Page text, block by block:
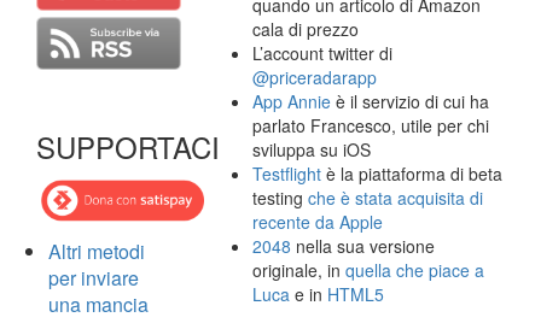
SUPPORTACI
Altri metodi
per inviare
una mancia
quando un articolo di Amazon
cala di prezzo
L’account twitter di
@priceradarapp
App Annie è il servizio di cui ha
parlato Francesco, utile per chi
sviluppa su iOS
Testflight è la piattaforma di beta
testingche è stata acquisita di
recente da Apple
2048 nella sua versione
originale, inquella che piace a
Luca e in HTML5